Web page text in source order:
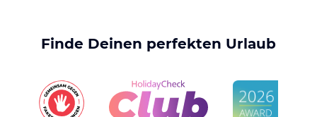
Finde Deinen perfekten Urlaub